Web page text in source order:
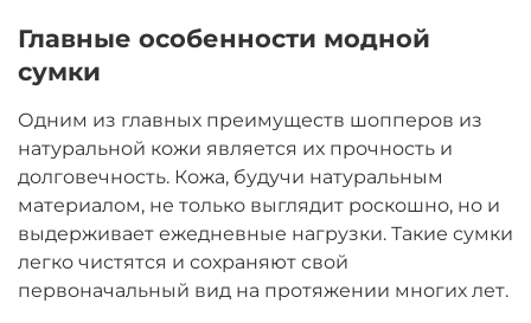
Главные особенности модной
сумки
Одним из главных преимуществ шопперов из
натуральной кожи является их прочность и
долговечность. Кожа, будучи натуральным
материалом, не только выглядит роскошно, но и
выдерживает ежедневные нагрузки. Такие сумки
легко чистятся и сохраняют свой
первоначальный вид на протяжении многих лет.